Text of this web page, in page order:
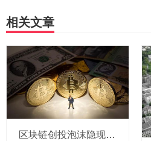
相关文章
区块链创投泡沫隐现，投资机构“火中取栗”